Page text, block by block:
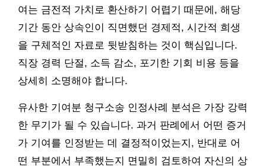
여는 금전적 가치로 환산하기 어렵기 때문에, 해당
기간 동안 상속인이 직면했던 경제적, 시간적 희생
을 구체적인 자료로 뒷받침하는 것이 핵심입니다.
직장 경력 단절, 소득 감소, 포기한 기회 비용 등을
상세히 소명해야 합니다.
유사한 기여분 청구소송 인정사례 분석은 가장 강력
한 무기가 될 수 있습니다. 과거 판례에서 어떤 증거
가 기여를 인정받는 데 결정적이었는지, 반대로 어
떤 부분에서 부족했는지 면밀히 검토하여 자신의 상